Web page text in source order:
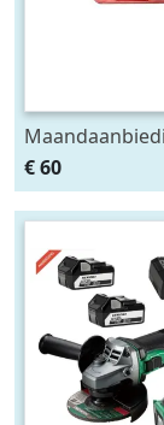
achterlicht 12-
m.
€ 60